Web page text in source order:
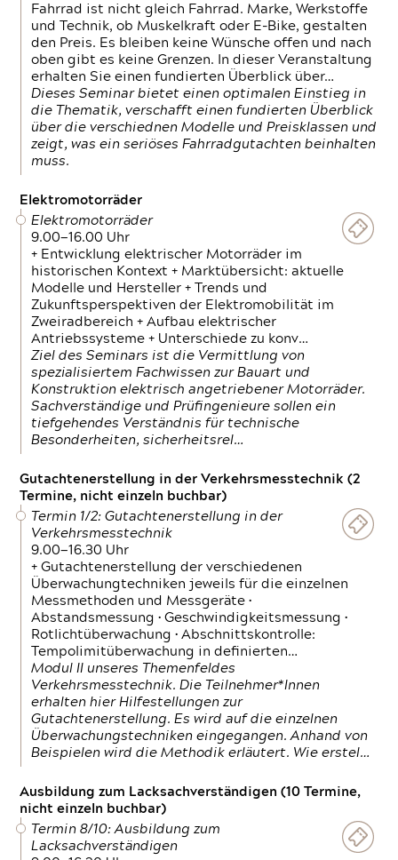
Fahrrad ist nicht gleich Fahrrad. Marke, Werkstoffe
und Technik, ob Muskelkraft oder E-Bike, gestalten
den Preis. Es bleiben keine Wünsche offen und nach
oben gibt es keine Grenzen. In dieser Veranstaltung
erhalten Sie einen fundierten Überblick über…
Dieses Seminar bietet einen optimalen Einstieg in
die Thematik, verschafft einen fundierten Überblick
über die verschiednen Modelle und Preisklassen und
zeigt, was ein seriöses Fahrradgutachten beinhalten
muss.
Elektromotorräder
Elektromotorräder
9.00—16.00 Uhr
+ Entwicklung elektrischer Motorräder im
historischen Kontext + Marktübersicht: aktuelle
Modelle und Hersteller + Trends und
Zukunftsperspektiven der Elektromobilität im
Zweiradbereich + Aufbau elektrischer
Antriebssysteme + Unterschiede zu konv…
Ziel des Seminars ist die Vermittlung von
spezialisiertem Fachwissen zur Bauart und
Konstruktion elektrisch angetriebener Motorräder.
Sachverständige und Prüfingenieure sollen ein
tiefgehendes Verständnis für technische
Besonderheiten, sicherheitsrel…
Gutachtenerstellung in der Verkehrsmesstechnik (2
Termine, nicht einzeln buchbar)
Termin 1/2: Gutachtenerstellung in der
Verkehrsmesstechnik
9.00—16.30 Uhr
+ Gutachtenerstellung der verschiedenen
Überwachungtechniken jeweils für die einzelnen
Messmethoden und Messgeräte •
Abstandsmessung • Geschwindigkeitsmessung •
Rotlichtüberwachung • Abschnittskontrolle:
Tempolimitüberwachung in definierten…
Modul II unseres Themenfeldes
Verkehrsmesstechnik. Die Teilnehmer*Innen
erhalten hier Hilfestellungen zur
Gutachtenerstellung. Es wird auf die einzelnen
Überwachungstechniken eingegangen. Anhand von
Beispielen wird die Methodik erläutert. Wie erstel…
Ausbildung zum Lacksachverständigen (10 Termine,
nicht einzeln buchbar)
Termin 8/10: Ausbildung zum
Lacksachverständigen